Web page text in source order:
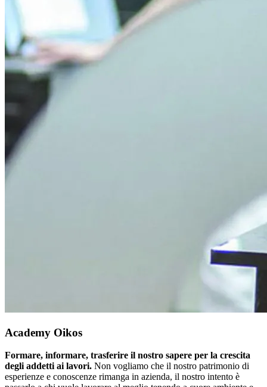
Academy Oikos
Formare, informare, trasferire il nostro sapere per la crescita
degli addetti ai lavori. Non vogliamo che il nostro patrimonio di
esperienze e conoscenze rimanga in azienda, il nostro intento è